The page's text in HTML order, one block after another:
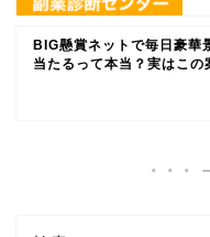
BIG懸賞ネットで毎日豪華
当たるって本当？実はこの